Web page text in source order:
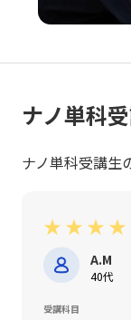
ナノ単科
ナノ単科受講生
★ ★ ★ ★
A.M
40代
受講科目